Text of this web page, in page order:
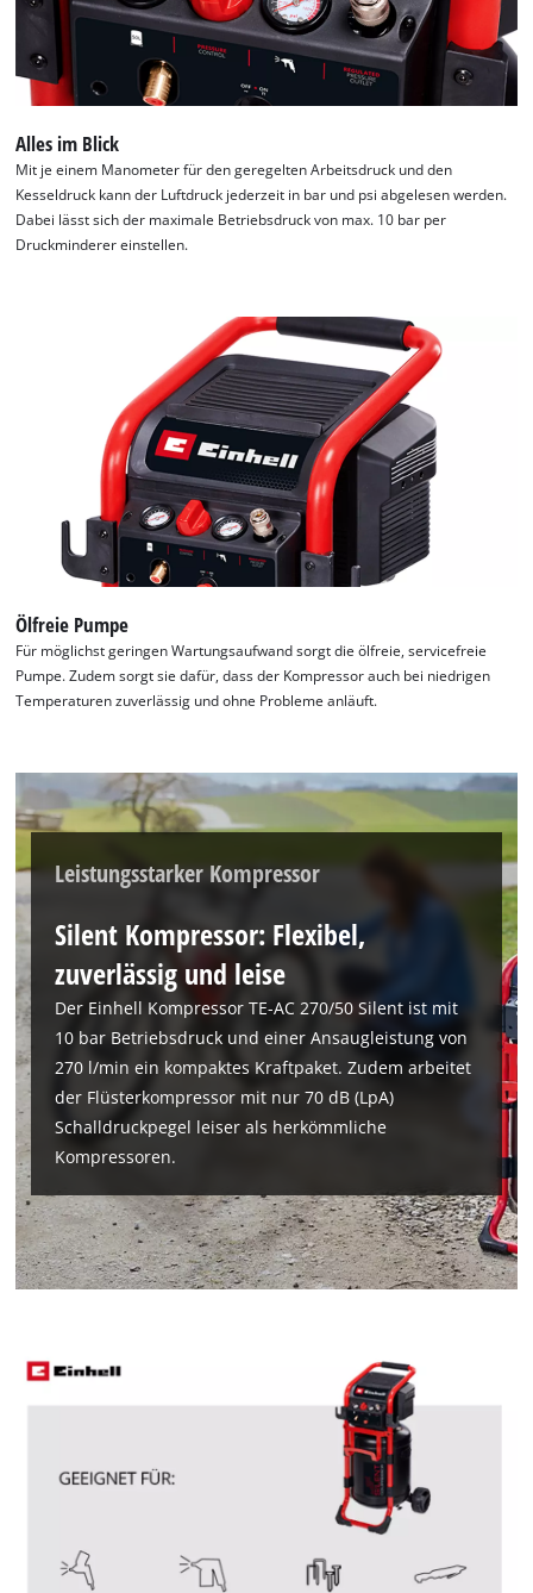
Google Maps laden zu können!
This content is not permitted to load due
to trackers that are not disclosed to the
visitor. The website owner needs to setup
the site with their CMP to add this content
to the list of technologies used.
Powered byUsercentrics Consent
Management Platform
Alles im Blick
Mit je einem Manometer für den geregelten Arbeitsdruck und den
Kesseldruck kann der Luftdruck jederzeit in bar und psi abgelesen werden.
Dabei lässt sich der maximale Betriebsdruck von max. 10 bar per
Druckminderer einstellen.
Ölfreie Pumpe
Für möglichst geringen Wartungsaufwand sorgt die ölfreie, servicefreie
Pumpe. Zudem sorgt sie dafür, dass der Kompressor auch bei niedrigen
Temperaturen zuverlässig und ohne Probleme anläuft.
Leistungsstarker Kompressor
Silent Kompressor: Flexibel,
zuverlässig und leise
Der Einhell Kompressor TE-AC 270/50 Silent ist mit
10 bar Betriebsdruck und einer Ansaugleistung von
270 l/min ein kompaktes Kraftpaket. Zudem arbeitet
der Flüsterkompressor mit nur 70 dB (LpA)
Schalldruckpegel leiser als herkömmliche
Kompressoren.